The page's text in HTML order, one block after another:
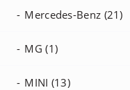
Mercedes-Benz (21)
MG (1)
MINI (13)